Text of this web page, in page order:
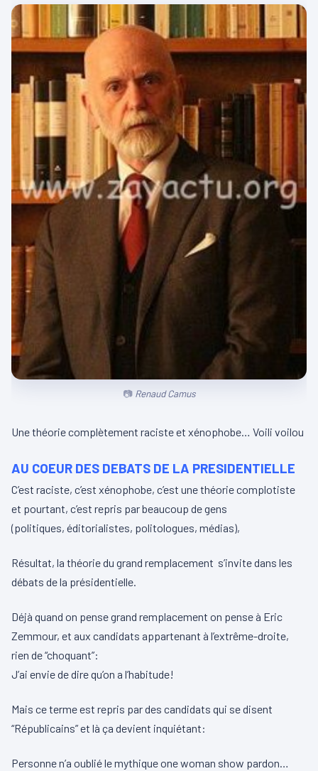
Renaud Camus
Une théorie complètement raciste et xénophobe… Voili voilou
AU COEUR DES DEBATS DE LA PRESIDENTIELLE
C’est raciste, c’est xénophobe, c’est une théorie complotiste
et pourtant, c’est repris par beaucoup de gens
(politiques, éditorialistes, politologues, médias),
Résultat, la théorie du grand remplacement s’invite dans les
débats de la présidentielle.
Déjà quand on pense grand remplacement on pense à Eric
Zemmour, et aux candidats appartenant à l’extrême-droite,
rien de “choquant”:
J’ai envie de dire qu’on a l’habitude!
Mais ce terme est repris par des candidats qui se disent
“Républicains” et là ça devient inquiétant:
Personne n’a oublié le mythique one woman show pardon…